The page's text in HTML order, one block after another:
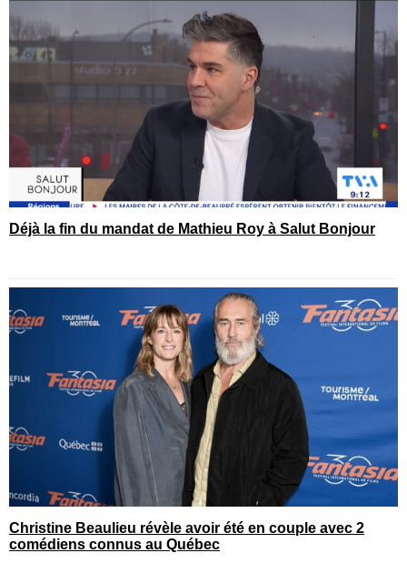
Déjà la fin du mandat de Mathieu Roy à Salut Bonjour
Christine Beaulieu révèle avoir été en couple avec 2
comédiens connus au Québec